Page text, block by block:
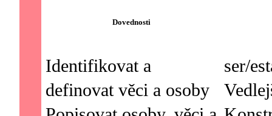
Dovednosti
Identifikovat a
definovat věci a osoby
ser/